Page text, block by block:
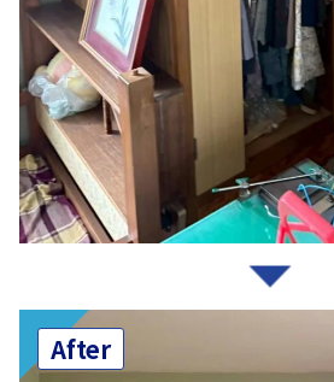
After